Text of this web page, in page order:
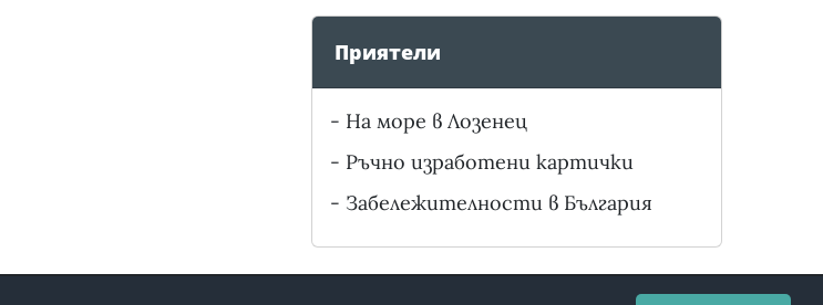
Приятели
- На море в Лозенец
- Ръчно изработени картички
- Забележителности в България